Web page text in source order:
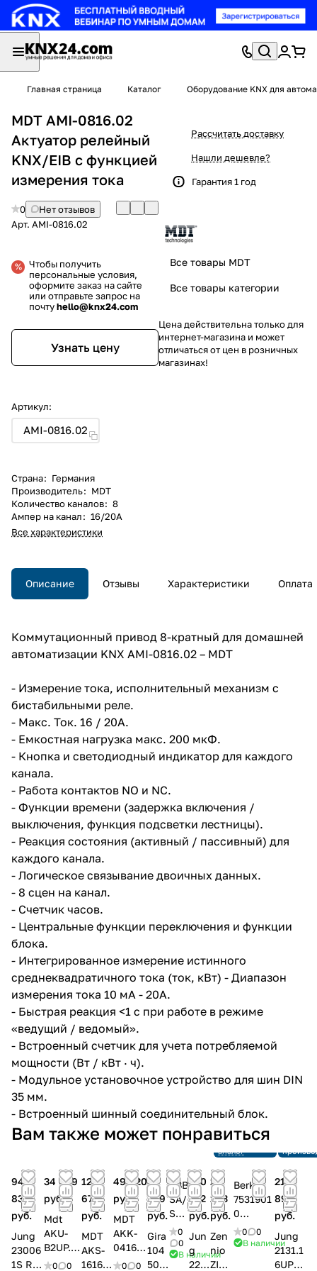
Главная страница Каталог Оборудование KNX для
MDT AMI-0816.02
Актуатор релейный
KNX/EIB с функцией
измерения тока
0
Нет отзывов
Арт. AMI-0816.02
Чтобы получить
персональные условия,
оформите заказ на сайте
или отправьте запрос на
почтуhello@knx24.com
Узнать цену
Артикул:
AMI-0816.02
Страна: Германия
Производитель: MDT
Количество каналов: 8
Ампер на канал: 16/20А
Все характеристики
Рассчитать доставку
Нашли дешевле?
Гарантия 1 год
Все товары MDT
Все товары категории
Цена действительна только для
интернет-магазина и может
отличаться от цен в розничных
магазинах!
Описание Отзывы Характеристики Оплата
Коммутационный привод 8-кратный для домашней
автоматизации KNX AMI-0816.02 – MDT
- Измерение тока, исполнительный механизм с
бистабильными реле.
- Макс. Ток. 16 / 20А.
- Емкостная нагрузка макс. 200 мкФ.
- Кнопка и светодиодный индикатор для каждого
канала.
- Работа контактов NO и NC.
- Функции времени (задержка включения /
выключения, функция подсветки лестницы).
- Реакция состояния (активный / пассивный) для
каждого канала.
- Логическое связывание двоичных данных.
- 8 сцен на канал.
- Счетчик часов.
- Центральные функции переключения и функции
блока.
- Интегрированное измерение истинного
среднеквадратичного тока (ток, кВт) - Диапазон
измерения тока 10 мА - 20A.
- Быстрая реакция <1 с при работе в режиме
«ведущий / ведомый».
- Встроенный счетчик для учета потребляемой
мощности (Вт / кВт · ч).
- Модульное установочное устройство для шин DIN
35 мм.
- Встроенный шинный соединительный блок.
Вам также может понравиться
94
838
руб.
Jung
23006
1S R
34 649
руб.
Mdt
AKU-
B2UP.0
3 0
0
121
679
руб.
MDT
AKS-
1616.0
49 820
руб.
MDT
AKK-
0416.0
3 0
0
56
859
руб.
Gira
104
500
ABB
SA/
S8.
16.2
.1
Рел
0
0
В наличии
140
702
руб.
Jun
g
220
производства
Ссылка на
28
293
руб.
Zen
nio
ZIOI
Berker
7531901
0
Актуато
р
0
0
В наличии
21
899
руб.
Jung
2131.1
6UP